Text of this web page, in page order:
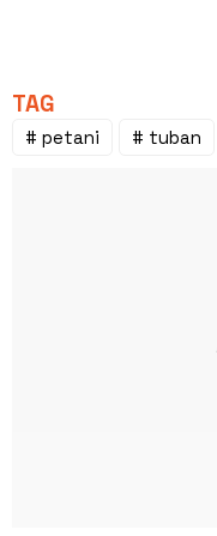
TAG
# petani # tuban